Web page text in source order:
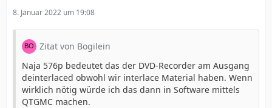
8. Januar 2022 um 19:08
Zitat von Bogilein
Naja 576p bedeutet das der DVD-Recorder am Ausgang
deinterlaced obwohl wir interlace Material haben. Wenn
wirklich nötig würde ich das dann in Software mittels
QTGMC machen.